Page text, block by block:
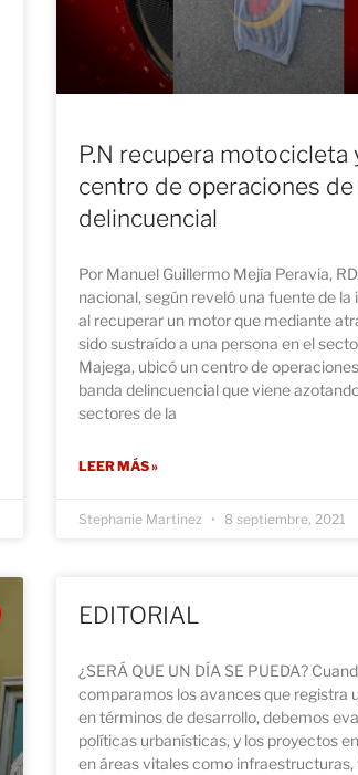
P.N recupera motocicleta
centro de operaciones de
delincuencial
Por Manuel Guillermo Mejía Peravia,
nacional, según reveló una fuente de la
al recuperar un motor que mediante
sido sustraído a una persona en el
Majega, ubicó un centro de
banda delincuencial que viene
sectores de la
LEER MÁS »
Stephanie Martinez 8 septiembre, 2021
EDITORIAL
¿SERÁ QUE UN DÍA SE PUEDA?
comparamos los avances que registra
en términos de desarrollo, debemos
políticas urbanísticas, y los proyectos
en áreas vitales como infraestructuras,